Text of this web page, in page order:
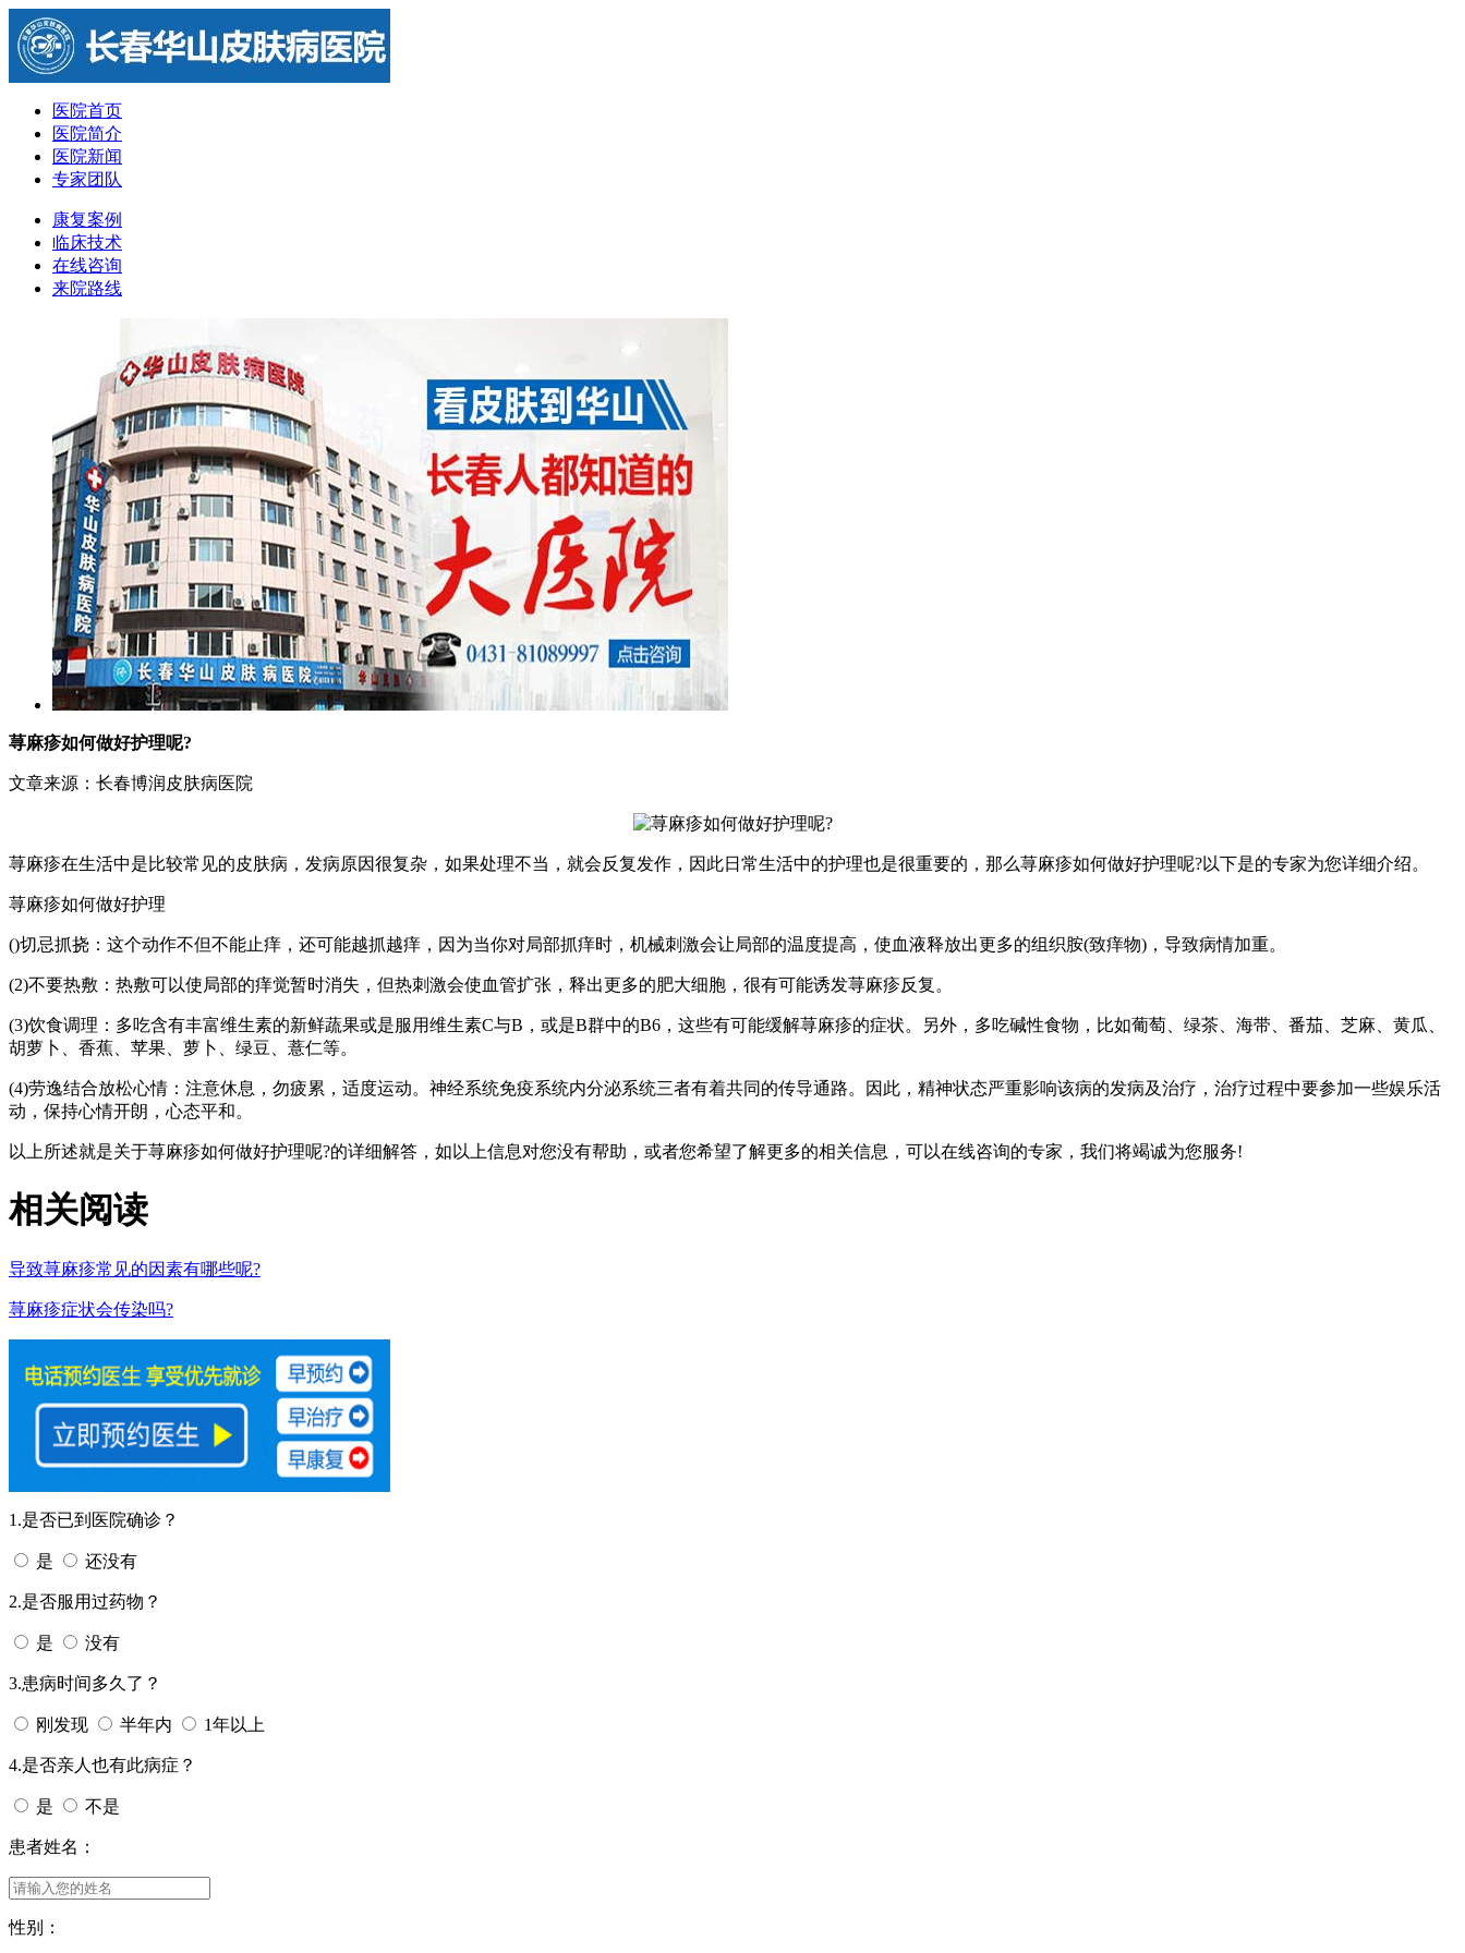
医院首页
医院简介
医院新闻
专家团队
康复案例
临床技术
在线咨询
来院路线
荨麻疹如何做好护理呢?
文章来源：长春博润皮肤病医院
荨麻疹在生活中是比较常见的皮肤病，发病原因很复杂，如果处理不当，就会反复发作，因此日常生活中的护理也是很重要的，那么荨麻疹如何做好护理呢?以下是的专家为您详细介绍。
荨麻疹如何做好护理
()切忌抓挠：这个动作不但不能止痒，还可能越抓越痒，因为当你对局部抓痒时，机械刺激会让局部的温度提高，使血液释放出更多的组织胺(致痒物)，导致病情加重。
(2)不要热敷：热敷可以使局部的痒觉暂时消失，但热刺激会使血管扩张，释出更多的肥大细胞，很有可能诱发荨麻疹反复。
(3)饮食调理：多吃含有丰富维生素的新鲜蔬果或是服用维生素C与B，或是B群中的B6，这些有可能缓解荨麻疹的症状。另外，多吃碱性食物，比如葡萄、绿茶、海带、番茄、芝麻、黄瓜、
胡萝卜、香蕉、苹果、萝卜、绿豆、薏仁等。
(4)劳逸结合放松心情：注意休息，勿疲累，适度运动。神经系统免疫系统内分泌系统三者有着共同的传导通路。因此，精神状态严重影响该病的发病及治疗，治疗过程中要参加一些娱乐活
动，保持心情开朗，心态平和。
以上所述就是关于荨麻疹如何做好护理呢?的详细解答，如以上信息对您没有帮助，或者您希望了解更多的相关信息，可以在线咨询的专家，我们将竭诚为您服务!
相关阅读
导致荨麻疹常见的因素有哪些呢?
荨麻疹症状会传染吗?
1.是否已到医院确诊？
是 还没有
2.是否服用过药物？
是 没有
3.患病时间多久了？
刚发现 半年内 1年以上
4.是否亲人也有此病症？
是 不是
患者姓名：
性别：